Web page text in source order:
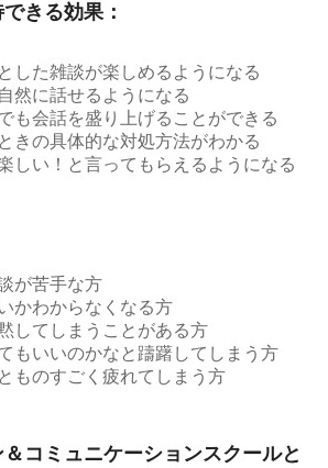
きる効果：
した雑談が楽しめるようになる
然に話せるようになる
も会話を盛り上げることができる
きの具体的な対処方法がわかる
しい！と言ってもらえるようになる
が苦手な方
かわからなくなる方
してしまうことがある方
もいいのかなと躊躇してしまう方
ものすごく疲れてしまう方
コミュニケーションスクールと